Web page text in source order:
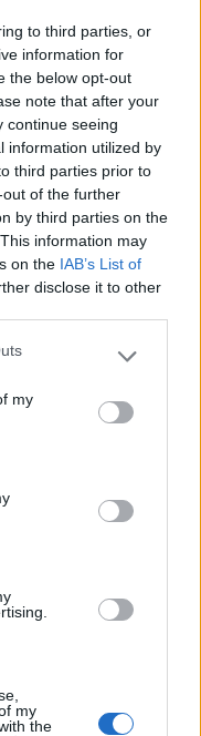
to third parties, or
information for
the below opt-out
note that after your
continue seeing
information utilized by
third parties prior to
of the further
by third parties on the
information may
on the IAB’s List of
disclose it to other
one or more Google
You may click to
in below Google
my
my
the
L'amico Flavio sta
fin da nuovi over 35,
di altri utenti
da imparare...
un classico pore quesiti
..
da finissimo
da imparare... non
pore quesiti da
di un modesto